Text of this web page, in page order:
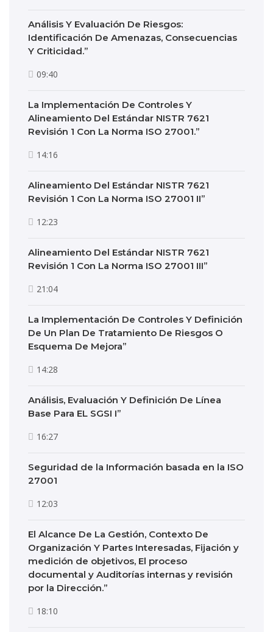
Análisis Y Evaluación De Riesgos:
Identificación De Amenazas, Consecuencias
Y Criticidad.”
09:40
La Implementación De Controles Y
Alineamiento Del Estándar NISTR 7621
Revisión 1 Con La Norma ISO 27001.”
14:16
Alineamiento Del Estándar NISTR 7621
Revisión 1 Con La Norma ISO 27001 II”
12:23
Alineamiento Del Estándar NISTR 7621
Revisión 1 Con La Norma ISO 27001 III”
21:04
La Implementación De Controles Y Definición
De Un Plan De Tratamiento De Riesgos O
Esquema De Mejora”
14:28
Análisis, Evaluación Y Definición De Línea
Base Para EL SGSI I”
16:27
Seguridad de la Información basada en la ISO
27001
12:03
El Alcance De La Gestión, Contexto De
Organización Y Partes Interesadas, Fijación y
medición de objetivos, El proceso
documental y Auditorías internas y revisión
por la Dirección.”
18:10